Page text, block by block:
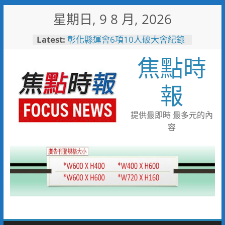
星期日, 9 8 月, 2026
Latest: 彰化縣運會6項10人破大會紀錄
3.5萬人湧入 首週末破6.5萬人
搭台灣好行低碳暢玩小琉球！大
鵬灣管理處推出暑假好康
高雄4,599件作品傳遞拒毒信
念 「2026港都反毒盃」用畫
筆打造兒童防毒力
498位大專青年返鄉 彰化暑期
焦點時
報
提供最即時 最多元的內
容